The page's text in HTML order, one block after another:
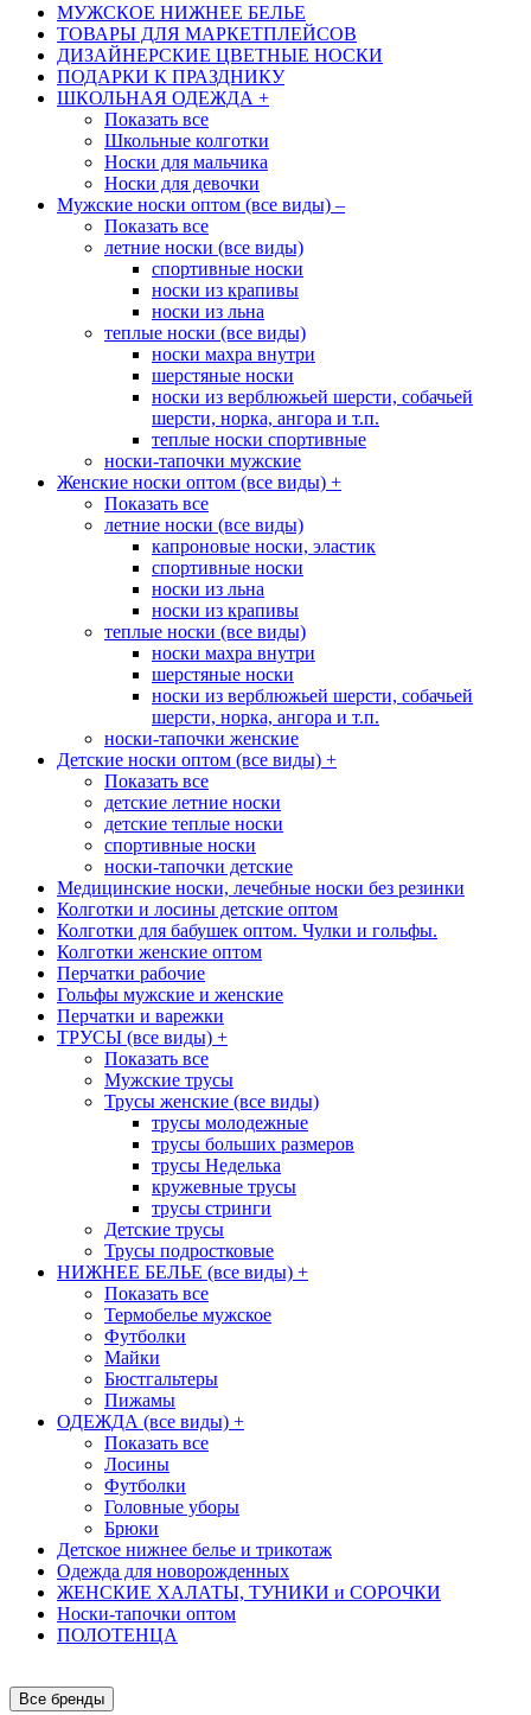
МУЖСКОЕ НИЖНЕЕ БЕЛЬЕ
ТОВАРЫ ДЛЯ МАРКЕТПЛЕЙСОВ
ДИЗАЙНЕРСКИЕ ЦВЕТНЫЕ НОСКИ
ПОДАРКИ К ПРАЗДНИКУ
ШКОЛЬНАЯ ОДЕЖДА +
Показать все
Школьные колготки
Носки для мальчика
Носки для девочки
Мужские носки оптом (все виды) –
Показать все
летние носки (все виды)
спортивные носки
носки из крапивы
носки из льна
теплые носки (все виды)
носки махра внутри
шерстяные носки
носки из верблюжьей шерсти, собачьей
шерсти, норка, ангора и т.п.
теплые носки спортивные
носки-тапочки мужские
Женские носки оптом (все виды) +
Показать все
летние носки (все виды)
капроновые носки, эластик
спортивные носки
носки из льна
носки из крапивы
теплые носки (все виды)
носки махра внутри
шерстяные носки
носки из верблюжьей шерсти, собачьей
шерсти, норка, ангора и т.п.
носки-тапочки женские
Детские носки оптом (все виды) +
Показать все
детские летние носки
детские теплые носки
спортивные носки
носки-тапочки детские
Медицинские носки, лечебные носки без резинки
Колготки и лосины детские оптом
Колготки для бабушек оптом. Чулки и гольфы.
Колготки женские оптом
Перчатки рабочие
Гольфы мужские и женские
Перчатки и варежки
ТРУСЫ (все виды) +
Показать все
Мужские трусы
Трусы женские (все виды)
трусы молодежные
трусы больших размеров
трусы Неделька
кружевные трусы
трусы стринги
Детские трусы
Трусы подростковые
НИЖНЕЕ БЕЛЬЕ (все виды) +
Показать все
Термобелье мужское
Футболки
Майки
Бюстгальтеры
Пижамы
ОДЕЖДА (все виды) +
Показать все
Лосины
Футболки
Головные уборы
Брюки
Детское нижнее белье и трикотаж
Одежда для новорожденных
ЖЕНСКИЕ ХАЛАТЫ, ТУНИКИ и СОРОЧКИ
Носки-тапочки оптом
ПОЛОТЕНЦА
Все бренды